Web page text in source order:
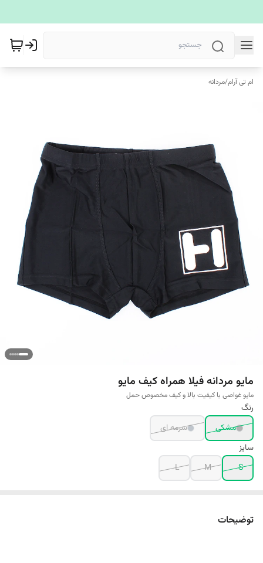
ام تی آرام/مردانه
مایو مردانه فیلا همراه کیف مایو
مایو غواصی با کیفیت بالا و کیف مخصوص حمل
رنگ
مشکی
سرمه ای
سایز
S
M
L
توضیحات